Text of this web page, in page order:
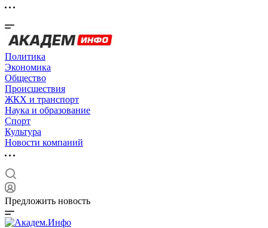
Политика
Экономика
Общество
Происшествия
ЖКХ и транспорт
Наука и образование
Спорт
Культура
Новости компаний
Предложить новость